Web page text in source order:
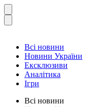
Всі новини
Новини України
Ексклюзиви
Аналітика
Ігри
Всі новини